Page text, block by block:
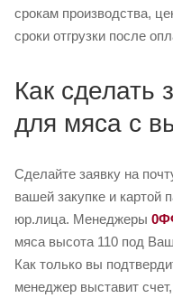
срокам производства,
сроки отгрузки после
Как сделать
для мяса с
Сделайте заявку на
вашей закупке и картой
юр.лица. Менеджеры
мяса высота 110 под
Как только вы
менеджер выставит